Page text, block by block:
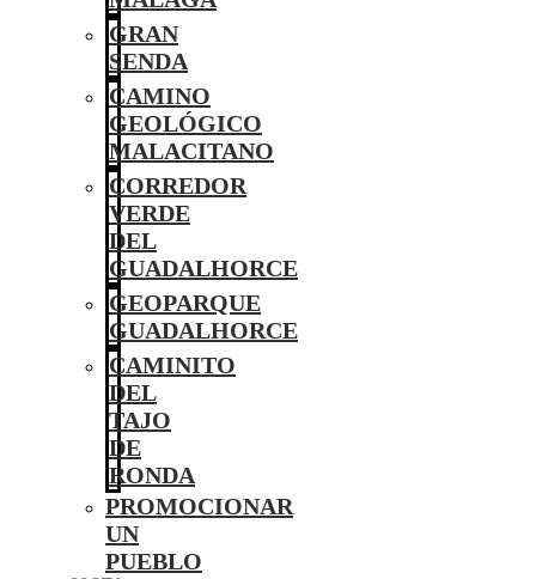
GRAN
SENDA
CAMINO
GEOLÓGICO
MALACITANO
CORREDOR
VERDE
DEL
GUADALHORCE
GEOPARQUE
GUADALHORCE
CAMINITO
DEL
TAJO
DE
RONDA
PROMOCIONAR
UN
PUEBLO